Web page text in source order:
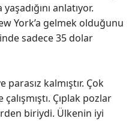
anlatıyor.
York’a gelmek olduğunu
sadece 35 dolar
parasız kalmıştır. Çok
Çıplak pozlar
biriydi. Ülkenin iyi